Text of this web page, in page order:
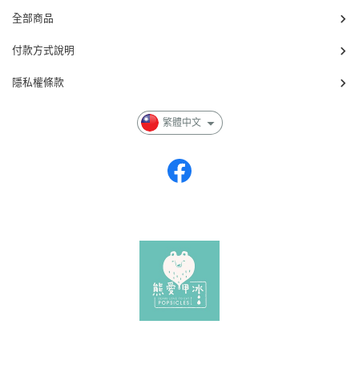
全部商品
付款方式說明
隱私權條款
繁體中文